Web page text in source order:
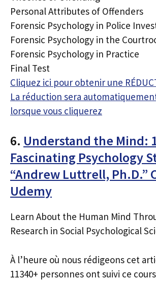
Personal Attributes of Offenders
Forensic Psychology in Police
Forensic Psychology in the
Forensic Psychology in Practice
Final Test
Cliquez ici pour obtenir une
La réduction sera
lorsque vous cliquerez
6. Understand the Mind:
Fascinating Psychology
“Andrew Luttrell, Ph.D.”
Udemy
Learn About the Human Mind
Research in Social Psychological
À l’heure où nous rédigeons cet
11340+ personnes ont suivi ce